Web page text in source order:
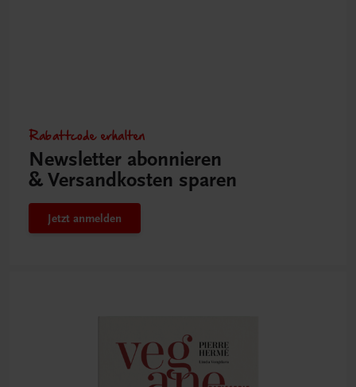
Rabattcode erhalten
Newsletter abonnieren
& Versandkosten sparen
Jetzt anmelden